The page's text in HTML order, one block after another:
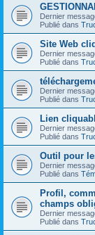
Dernier
Publié dans
Site Web
Dernier
Publié dans
Dernier
Publié dans
Lien
Dernier
Publié dans
Outil pour
Dernier
Publié dans
Profil,
champs
Dernier
Publié dans